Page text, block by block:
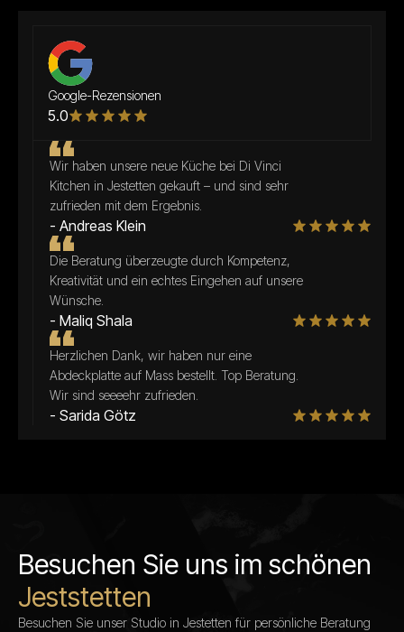
Google-Rezensionen
5.0
Wir haben unsere neue Küche bei Di Vinci
Kitchen in Jestetten gekauft – und sind sehr
zufrieden mit dem Ergebnis.
- Andreas Klein
Die Beratung überzeugte durch Kompetenz,
Kreativität und ein echtes Eingehen auf unsere
Wünsche.
- Maliq Shala
Herzlichen Dank, wir haben nur eine
Abdeckplatte auf Mass bestellt. Top Beratung.
Wir sind seeeehr zufrieden.
- Sarida Götz
Besuchen Sie uns im schönen
Jeststetten
Besuchen Sie unser Studio in Jestetten für persönliche Beratung